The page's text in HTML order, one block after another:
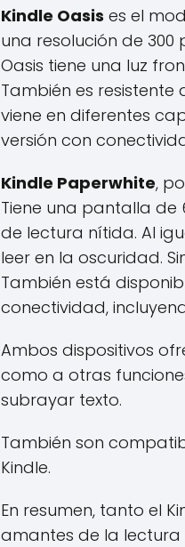
Kindle Oasis es el
una resolución de
Oasis tiene una luz
También es
viene en diferentes
versión con
Kindle Paperwhite,
Tiene una pantalla de
de lectura nítida. Al
leer en la oscuridad.
También está
conectividad,
Ambos dispositivos
como a otras
subrayar texto.
También son
Kindle.
En resumen, tanto el
amantes de la lectura